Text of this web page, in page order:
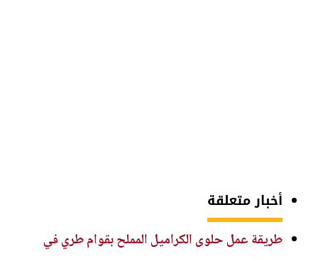
أخبار متعلقة
طريقة عمل حلوى الكراميل المملح بقوام طري في